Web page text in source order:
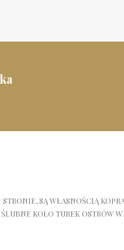
SĄ WŁASNOŚCIĄ
KOŁO TUREK OSTRÓW